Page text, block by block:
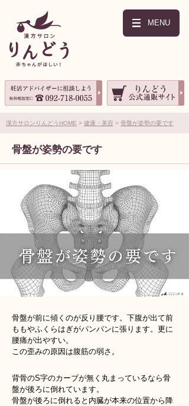
MENU
漢方サロンりんどうHOME 健康・美容 骨盤が姿勢の要です
骨盤が姿勢の要です
骨盤が前に傾くのが反り腰です。下腹が出て前
ももやふくらはぎがパンパンに張ります。更に
腰痛が出やすい。
この歪みの原因は腹筋の弱さ。
背骨のS字のカーブが無く丸まっているなら骨
盤が後ろに倒れています。
骨盤が後ろに倒れると内臓が本来の位置から降